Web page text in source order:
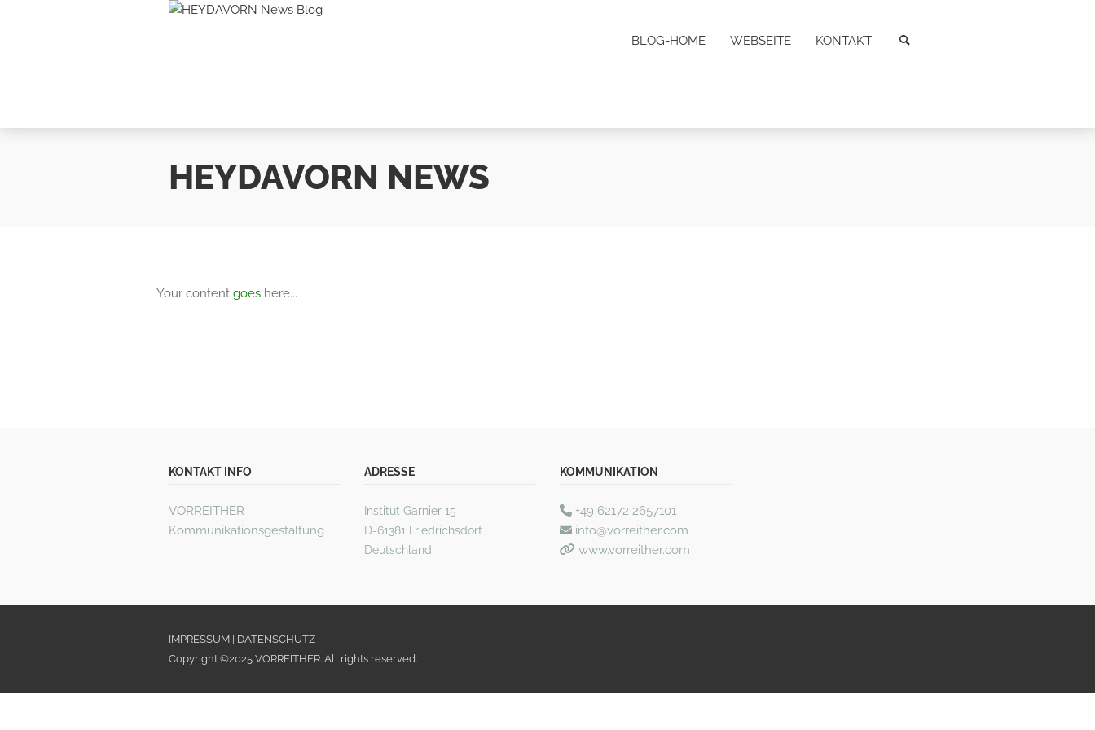
BLOG-HOME WEBSEITE KONTAKT
HEYDAVORN NEWS
Your content goes here...
KONTAKT INFO
VORREITHER
Kommunikationsgestaltung
ADRESSE
Institut Garnier 15
D-61381 Friedrichsdorf
Deutschland
KOMMUNIKATION
+49 62172 2657101
info@vorreither.com
www.vorreither.com
IMPRESSUM
DATENSCHUTZ
Copyright ©2025 VORREITHER. All rights reserved.